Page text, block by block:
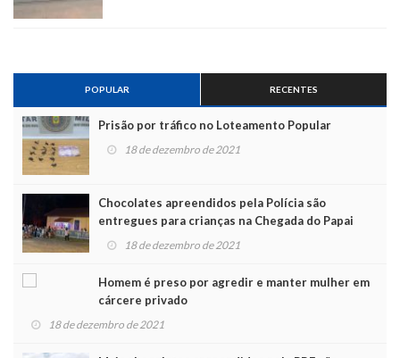
POPULAR RECENTES
Prisão por tráfico no Loteamento Popular
18 de dezembro de 2021
Chocolates apreendidos pela Polícia são
entregues para crianças na Chegada do Papai
Noel
18 de dezembro de 2021
Homem é preso por agredir e manter mulher em
cárcere privado
18 de dezembro de 2021